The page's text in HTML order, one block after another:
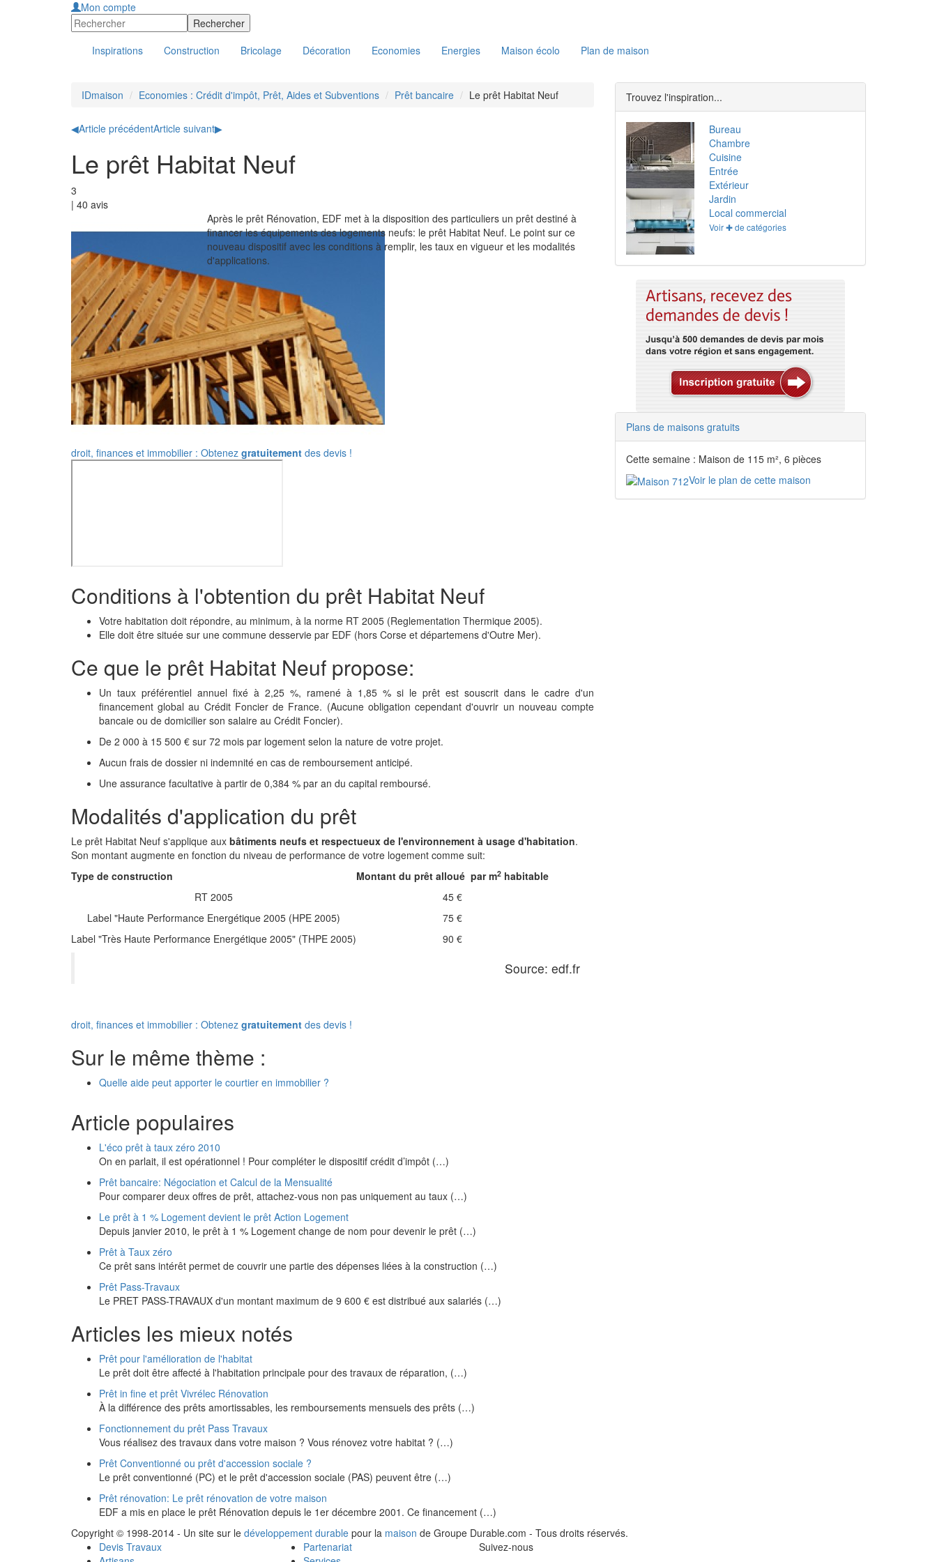
Mon compte
Inspirations Construction Bricolage Décoration Economies Energies Maison écolo Plan de maison
IDmaison Economies : Crédit d'impôt, Prêt, Aides et Subventions Prêt bancaire Le prêt Habitat Neuf
◀Article précédentArticle suivant▶
Le prêt Habitat Neuf
3
| 40 avis
Après le prêt Rénovation, EDF met à la disposition des particuliers un prêt destiné à
financer les équipements des logements neufs: le prêt Habitat Neuf. Le point sur ce
nouveau dispositif avec les conditions à remplir, les taux en vigueur et les modalités
d'applications.
droit, finances et immobilier : Obtenez gratuitement des devis !
Conditions à l'obtention du prêt Habitat Neuf
Votre habitation doit répondre, au minimum, à la norme RT 2005 (Reglementation Thermique 2005).
Elle doit être située sur une commune desservie par EDF (hors Corse et départemens d'Outre Mer).
Ce que le prêt Habitat Neuf propose:
Un taux préférentiel annuel fixé à 2,25 %, ramené à 1,85 % si le prêt est souscrit dans le cadre d'un
financement global au Crédit Foncier de France. (Aucune obligation cependant d'ouvrir un nouveau compte
bancaie ou de domicilier son salaire au Crédit Foncier).
De 2 000 à 15 500 € sur 72 mois par logement selon la nature de votre projet.
Aucun frais de dossier ni indemnité en cas de remboursement anticipé.
Une assurance facultative à partir de 0,384 % par an du capital remboursé.
Modalités d'application du prêt
Le prêt Habitat Neuf s'applique aux bâtiments neufs et respectueux de l'environnement à usage d'habitation.
Son montant augmente en fonction du niveau de performance de votre logement comme suit:
Type de construction
Montant du prêt alloué par m2 habitable
RT 2005
45 €
Label "Haute Performance Energétique 2005 (HPE 2005)
75 €
Label "Très Haute Performance Energétique 2005" (THPE 2005)
90 €
Source: edf.fr
droit, finances et immobilier : Obtenez gratuitement des devis !
Sur le même thème :
Quelle aide peut apporter le courtier en immobilier ?
Article populaires
L'éco prêt à taux zéro 2010
On en parlait, il est opérationnel ! Pour compléter le dispositif crédit d’impôt (…)
Prêt bancaire: Négociation et Calcul de la Mensualité
Pour comparer deux offres de prêt, attachez-vous non pas uniquement au taux (…)
Le prêt à 1 % Logement devient le prêt Action Logement
Depuis janvier 2010, le prêt à 1 % Logement change de nom pour devenir le prêt (…)
Prêt à Taux zéro
Ce prêt sans intérêt permet de couvrir une partie des dépenses liées à la construction (…)
Prêt Pass-Travaux
Le PRET PASS-TRAVAUX d'un montant maximum de 9 600 € est distribué aux salariés (…)
Articles les mieux notés
Prêt pour l'amélioration de l'habitat
Le prêt doit être affecté à l'habitation principale pour des travaux de réparation, (…)
Prêt in fine et prêt Vivrélec Rénovation
À la différence des prêts amortissables, les remboursements mensuels des prêts (…)
Fonctionnement du prêt Pass Travaux
Vous réalisez des travaux dans votre maison ? Vous rénovez votre habitat ? (…)
Prêt Conventionné ou prêt d'accession sociale ?
Le prêt conventionné (PC) et le prêt d'accession sociale (PAS) peuvent être (…)
Prêt rénovation: Le prêt rénovation de votre maison
EDF a mis en place le prêt Rénovation depuis le 1er décembre 2001. Ce financement (…)
Trouvez l'inspiration...
Bureau
Chambre
Cuisine
Entrée
Extérieur
Jardin
Local commercial
Voir ✚ de catégories
Plans de maisons gratuits
Cette semaine : Maison de 115 m², 6 pièces
Voir le plan de cette maison
Copyright © 1998-2014 - Un site sur le développement durable pour la maison de Groupe Durable.com - Tous droits réservés.
Devis Travaux
Partenariat
Suivez-nous